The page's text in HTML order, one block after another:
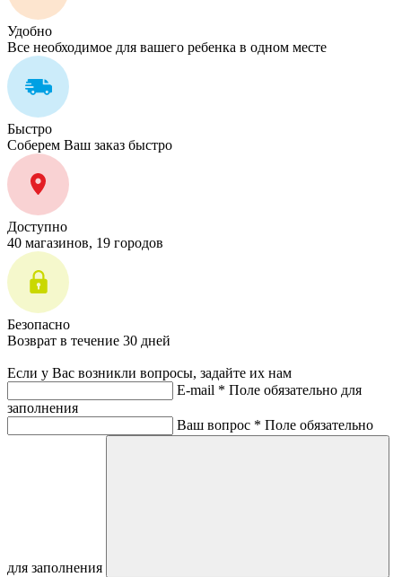
Удобно
Все необходимое для вашего ребенка в одном месте
Быстро
Соберем Ваш заказ быстро
Доступно
40 магазинов, 19 городов
Безопасно
Возврат в течение 30 дней
Если у Вас возникли вопросы, задайте их нам
E-mail * Поле обязательно для
заполнения
Ваш вопрос * Поле обязательно
для заполнения